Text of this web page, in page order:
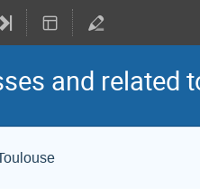
and related